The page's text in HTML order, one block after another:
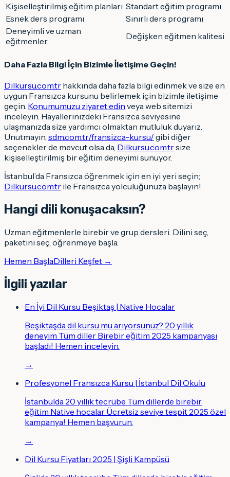
Kişiselleştirilmiş eğitim planları Standart eğitim programı
Esnek ders programı
Sınırlı ders programı
Deneyimli ve uzman
eğitmenler
Değişken eğitmen kalitesi
Daha Fazla Bilgi İçin Bizimle İletişime Geçin!
Dilkursu.com.tr hakkında daha fazla bilgi edinmek ve size en
uygun Fransızca kursunu belirlemek için bizimle iletişime
geçin. Konumumuzu ziyaret edin veya web sitemizi
inceleyin. Hayallerinizdeki Fransızca seviyesine
ulaşmanızda size yardımcı olmaktan mutluluk duyarız.
Unutmayın, sdm.com.tr/fransizca-kursu/ gibi diğer
seçenekler de mevcut olsa da, Dilkursu.com.trsize
kişiselleştirilmiş bir eğitim deneyimi sunuyor.
İstanbul’da Fransızca öğrenmek için en iyi yeri seçin;
Dilkursu.com.tr ile Fransızca yolculuğunuza başlayın!
Hangi dili konuşacaksın?
Uzman eğitmenlerle birebir ve grup dersleri. Dilini seç,
paketini seç, öğrenmeye başla.
Hemen BaşlaDilleri Keşfet →
İlgili yazılar
En İyi Dil Kursu Beşiktaş | Native Hocalar
Beşiktaşda dil kursu mu arıyorsunuz? 20 yıllık
deneyim Tüm diller Birebir eğitim 2025 kampanyası
başladı! Hemen inceleyin.
→
Profesyonel Fransızca Kursu | İstanbul Dil Okulu
İstanbulda 20 yıllık tecrübe Tüm dillerde birebir
eğitim Native hocalar Ücretsiz seviye tespit 2025 özel
kampanya! Hemen başvurun.
→
Dil Kursu Fiyatları 2025 | Şişli Kampüsü